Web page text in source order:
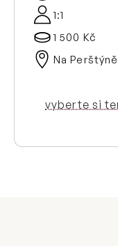
1:1
1 500 Kč
Na
vyberte si